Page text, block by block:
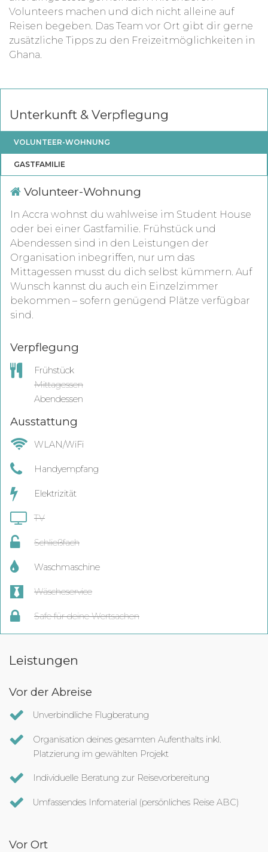
Volunteers machen und dich nicht alleine auf
Reisen begeben. Das Team vor Ort gibt dir gerne
zusätzliche Tipps zu den Freizeitmöglichkeiten in
Ghana.
Unterkunft & Verpflegung
VOLUNTEER-WOHNUNG
GASTFAMILIE
Volunteer-Wohnung
In Accra wohnst du wahlweise im Student House
oder bei einer Gastfamilie. Frühstück und
Abendessen sind in den Leistungen der
Organisation inbegriffen, nur um das
Mittagessen musst du dich selbst kümmern. Auf
Wunsch kannst du auch ein Einzelzimmer
bekommen – sofern genügend Plätze verfügbar
sind.
Verpflegung
Frühstück
Mittagessen
Abendessen
Ausstattung
WLAN/WiFi
Handyempfang
Elektrizität
TV
Schließfach
Waschmaschine
Wäscheservice
Safe für deine Wertsachen
Leistungen
Vor der Abreise
Unverbindliche Flugberatung
Organisation deines gesamten Aufenthalts inkl.
Platzierung im gewählten Projekt
Individuelle Beratung zur Reisevorbereitung
Umfassendes Infomaterial (persönliches Reise ABC)
Vor Ort